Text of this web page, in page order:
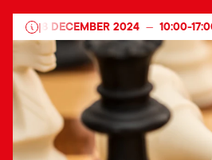
|
-8 DECEMBER 2024 — 10:00-17:00